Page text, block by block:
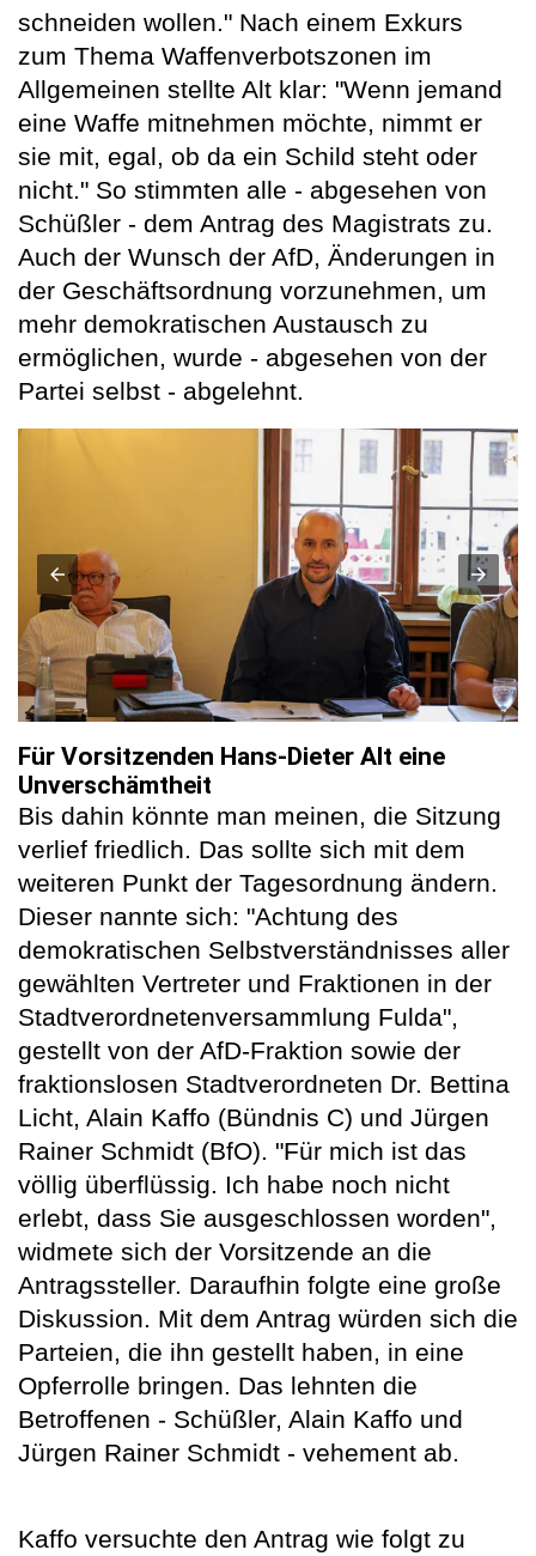
schneiden wollen." Nach einem Exkurs
zum Thema Waffenverbotszonen im
Allgemeinen stellte Alt klar: "Wenn jemand
eine Waffe mitnehmen möchte, nimmt er
sie mit, egal, ob da ein Schild steht oder
nicht." So stimmten alle - abgesehen von
Schüßler - dem Antrag des Magistrats zu.
Auch der Wunsch der AfD, Änderungen in
der Geschäftsordnung vorzunehmen, um
mehr demokratischen Austausch zu
ermöglichen, wurde - abgesehen von der
Partei selbst - abgelehnt.
Für Vorsitzenden Hans-Dieter Alt eine
Unverschämtheit
Bis dahin könnte man meinen, die Sitzung
verlief friedlich. Das sollte sich mit dem
weiteren Punkt der Tagesordnung ändern.
Dieser nannte sich: "Achtung des
demokratischen Selbstverständnisses aller
gewählten Vertreter und Fraktionen in der
Stadtverordnetenversammlung Fulda",
gestellt von der AfD-Fraktion sowie der
fraktionslosen Stadtverordneten Dr. Bettina
Licht, Alain Kaffo (Bündnis C) und Jürgen
Rainer Schmidt (BfO). "Für mich ist das
völlig überflüssig. Ich habe noch nicht
erlebt, dass Sie ausgeschlossen worden",
widmete sich der Vorsitzende an die
Antragssteller. Daraufhin folgte eine große
Diskussion. Mit dem Antrag würden sich die
Parteien, die ihn gestellt haben, in eine
Opferrolle bringen. Das lehnten die
Betroffenen - Schüßler, Alain Kaffo und
Jürgen Rainer Schmidt - vehement ab.
Kaffo versuchte den Antrag wie folgt zu